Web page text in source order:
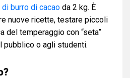
burro di cacao da 2 kg. È
nuove ricette, testare piccoli
del temperaggio con “seta”
pubblico o agli studenti.